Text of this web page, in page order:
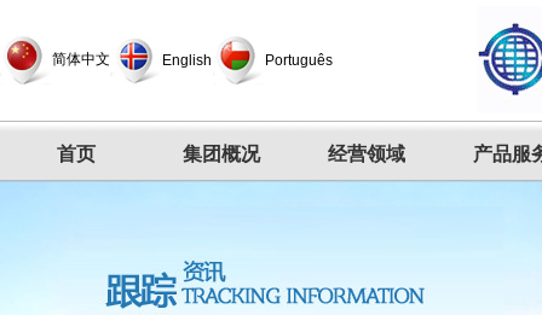
简体中文 English Português
首页 集团概况 经营领域 产品服